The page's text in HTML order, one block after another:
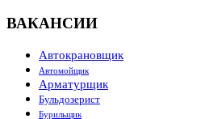
ВАКАНСИИ
Автокрановщик
Автомойщик
Арматурщик
Бульдозерист
Бурильщик